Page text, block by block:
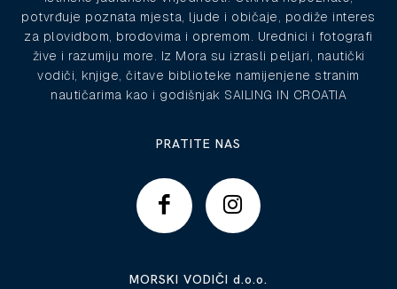
potvrđuje poznata mjesta, ljude i običaje, podiže interes
za plovidbom, brodovima i opremom. Urednici i fotografi
žive i razumiju more. Iz Mora su izrasli peljari, nautički
vodiči, knjige, čitave biblioteke namijenjene stranim
nautičarima kao i godišnjak SAILING IN CROATIA
PRATITE NAS
MORSKI VODIČI d.o.o.